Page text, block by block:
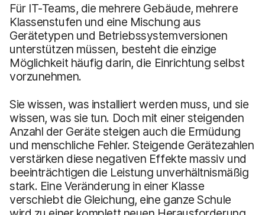
Für IT-Teams, die mehrere Gebäude, mehrere
Klassenstufen und eine Mischung aus
Gerätetypen und Betriebssystemversionen
unterstützen müssen, besteht die einzige
Möglichkeit häufig darin, die Einrichtung selbst
vorzunehmen.
Sie wissen, was installiert werden muss, und sie
wissen, was sie tun. Doch mit einer steigenden
Anzahl der Geräte steigen auch die Ermüdung
und menschliche Fehler. Steigende Gerätezahlen
verstärken diese negativen Effekte massiv und
beeinträchtigen die Leistung unverhältnismäßig
stark. Eine Veränderung in einer Klasse
verschiebt die Gleichung, eine ganze Schule